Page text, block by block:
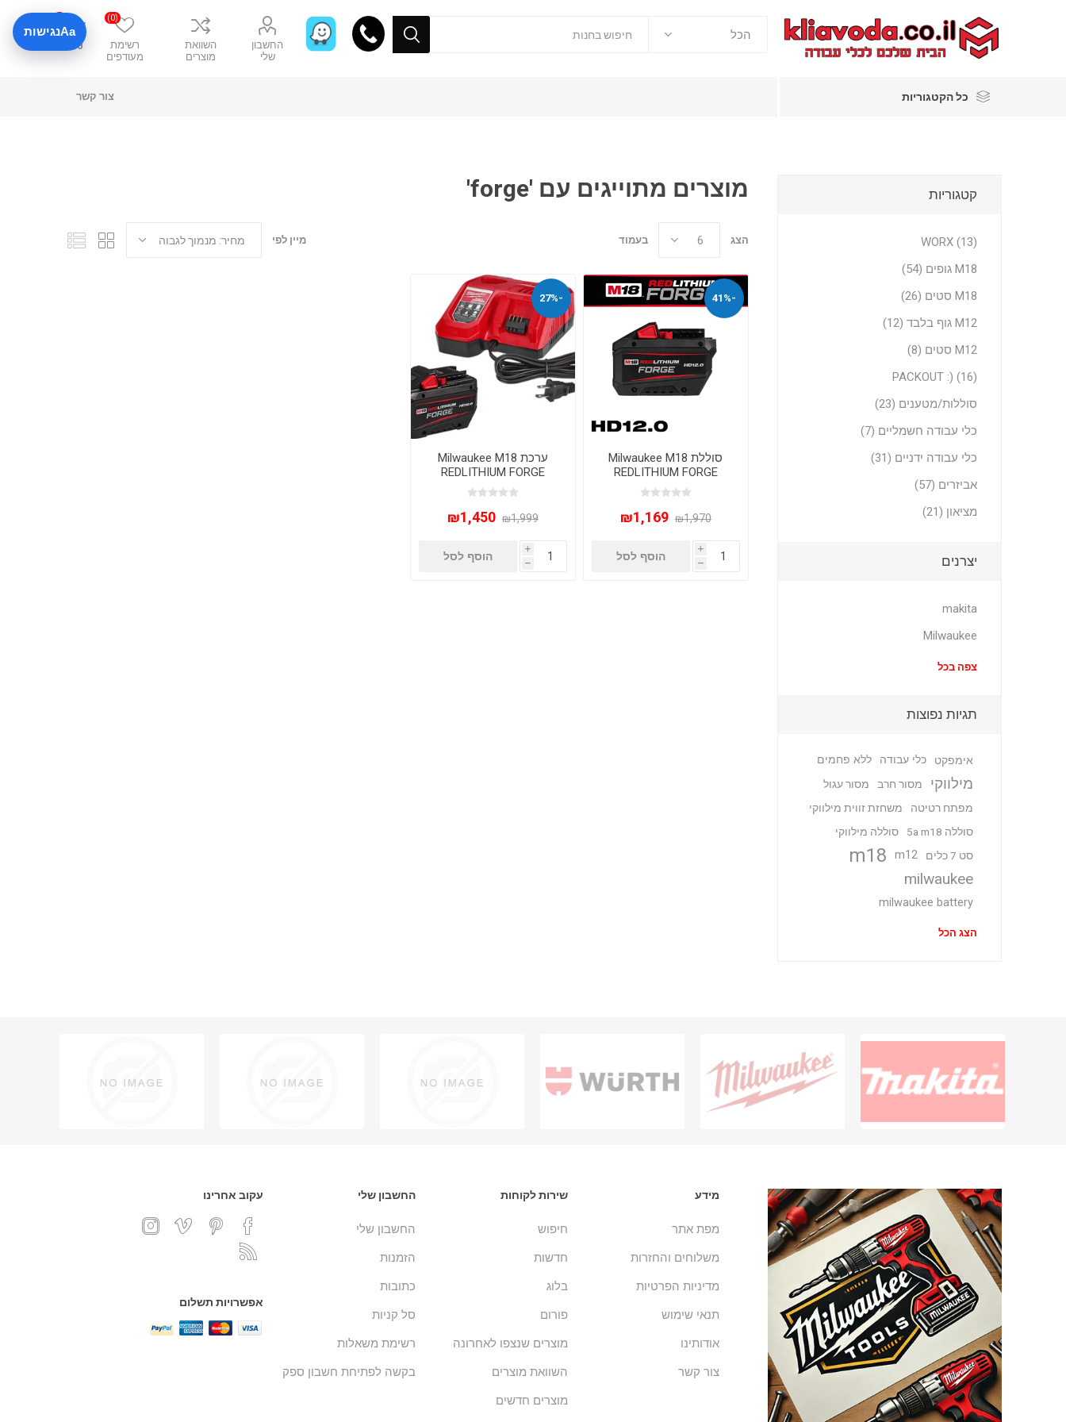
החשבון
שלי
השוואת
מוצרים
רשימת
מעודפים
(0)
₪0
כל הקטגוריות צור קשר
מוצרים מתוייגים עם 'forge'
מיין לפי הצג בעמוד
-41%
סוללת Milwaukee M18
REDLITHIUM FORGE
₪1,970
₪1,169
i
h
הוסף לסל
-27%
ערכת Milwaukee M18
REDLITHIUM FORGE
HD12.0 עם מטען מהיר
₪1,999
₪1,450
i
h
הוסף לסל
קטגוריות
WORX (13)
M18 גופים (54)
M18 סטים (26)
M12 גוף בלבד (12)
M12 סטים (8)
PACKOUT :) (16)
סוללות/מטענים (23)
כלי עבודה חשמליים (7)
כלי עבודה ידניים (31)
אביזרים (57)
מציאון (21)
יצרנים
makita
Milwaukee
צפה בכל
תגיות נפוצות
אימפקט כלי עבודה ללא פחמים
מילווקי מסור חרב
מסור עגול
מפתח רטיטה
משחזת זווית מילווקי
סוללה 5a m18
סוללה מילווקי
סט 7 כלים
m12
m18
milwaukee
milwaukee battery
הצג הכל
מידע
מפת אתר
משלוחים והחזרות
מדיניות הפרטיות
תנאי שימוש
אודותינו
צור קשר
שירות לקוחות
חיפוש
חדשות
בלוג
פורום
מוצרים שנצפו לאחרונה
השוואת מוצרים
מוצרים חדשים
החשבון שלי
החשבון שלי
הזמנות
כתובות
סל קניות
רשימת משאלות
בקשה לפתיחת חשבון ספק
עקוב אחרינו
אפשרויות תשלום
Aaנגישות